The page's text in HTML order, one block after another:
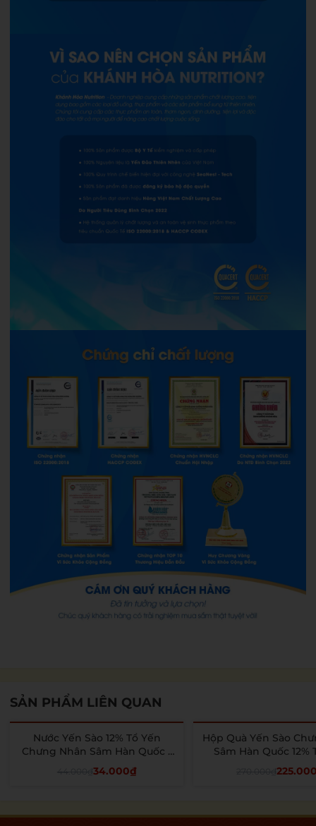
SẢN PHẨM LIÊN QUAN
- 23%Nước Yến Sào 12% Tổ Yến
Chưng Nhân Sâm Hàn Quốc -
Khánh Hòa Nutrition - Lọ 70 ML
34.000₫
- 17%
Hộp Quà Yến Sào
Sâm Hàn Quốc 12%
Seanest - Khánh
( Hộp 6 lọ x
270.000₫